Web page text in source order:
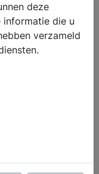
deze
informatie die u
verzameld